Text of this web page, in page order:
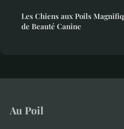
Les Chiens aux Poils
de Beauté Canine
Au Poil